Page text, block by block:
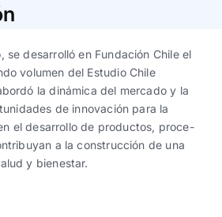
EspañolEnglish
Español English
Español English
gestión
EspañolEnglish
Español|English
Español|English
se desarrolló en Fundación Chile el
volumen del Estudio Chile
la dinámica del mercado y la
de innovación para la
el desarrollo de productos, proce-
a la construcción de una
y bienestar.